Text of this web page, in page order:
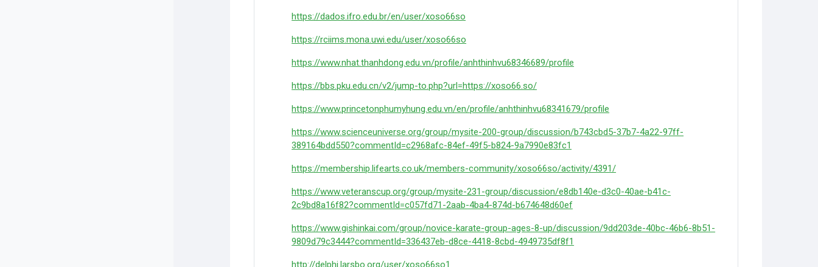
https://dados.ifro.edu.br/en/user/xoso66so
https://rciims.mona.uwi.edu/user/xoso66so
https://www.nhat.thanhdong.edu.vn/profile/anhthinhvu68346689/profile
https://bbs.pku.edu.cn/v2/jump-to.php?url=https://xoso66.so/
https://www.princetonphumyhung.edu.vn/en/profile/anhthinhvu68341679/profile
https://www.scienceuniverse.org/group/mysite-200-group/discussion/b743cbd5-37b7-4a22-97ff-
389164bdd550?commentId=c2968afc-84ef-49f5-b824-9a7990e83fc1
https://membership.lifearts.co.uk/members-community/xoso66so/activity/4391/
https://www.veteranscup.org/group/mysite-231-group/discussion/e8db140e-d3c0-40ae-b41c-
2c9bd8a16f82?commentId=c057fd71-2aab-4ba4-874d-b674648d60ef
https://www.gishinkai.com/group/novice-karate-group-ages-8-up/discussion/9dd203de-40bc-46b6-8b51-
9809d79c3444?commentId=336437eb-d8ce-4418-8cbd-4949735df8f1
http://delphi.larsbo.org/user/xoso66so1